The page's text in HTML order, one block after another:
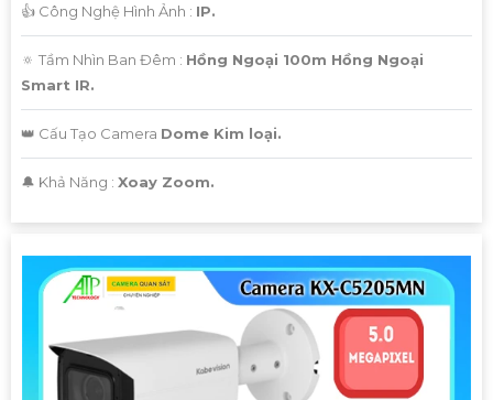
👍 Công Nghệ Hình Ảnh : IP.
🔅 Tầm Nhìn Ban Đêm : Hồng Ngoại 100m Hồng Ngoại
Smart IR.
👑 Cấu Tạo Camera Dome Kim loại.
️🔔 Khả Năng : Xoay Zoom.